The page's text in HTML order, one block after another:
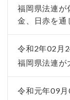
福岡県法連が
金、日赤を通
令和2年02月
福岡県法連が
令和元年09月